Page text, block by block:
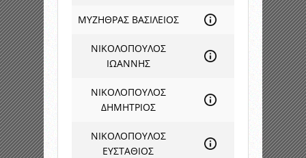
ΜΥΖΗΘΡΑΣ ΒΑΣΙΛΕΙΟΣ
ΝΙΚΟΛΟΠΟΥΛΟΣ
ΙΩΑΝΝΗΣ
ΝΙΚΟΛΟΠΟΥΛΟΣ
ΔΗΜΗΤΡΙΟΣ
ΝΙΚΟΛΟΠΟΥΛΟΣ
ΕΥΣΤΑΘΙΟΣ